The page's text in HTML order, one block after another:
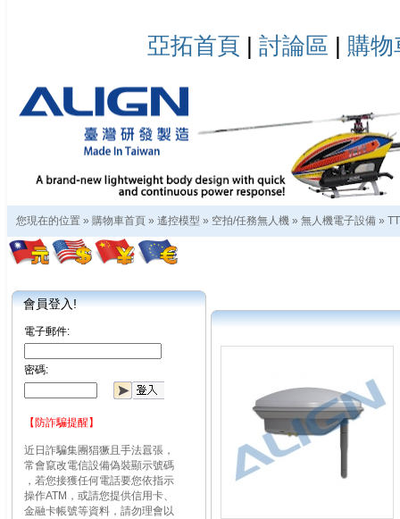
亞拓首頁 | 討論區 | 購物
您現在的位置 » 購物車首頁 » 遙控模型 » 空拍/任務無人機 » 無人機電子設備 »
會員登入!
電子郵件:
密碼:
【防詐騙提醒】
近日詐騙集團猖獗且手法囂張，
常會竄改電信設備偽裝顯示號碼
，若您接獲任何電話要您依指示
操作ATM，或請您提供信用卡、
金融卡帳號等資料，請勿理會以